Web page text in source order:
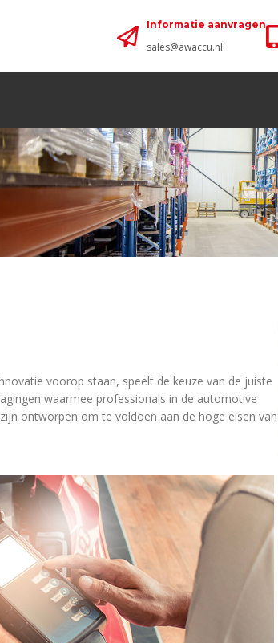
Informatie aanvragen
sales@awaccu.nl
voorop staan, speelt de keuze van de juiste
waarmee professionals in de automotive
ontworpen om te voldoen aan de hoge eisen van